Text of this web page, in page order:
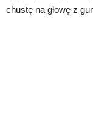
chustę na głowę z